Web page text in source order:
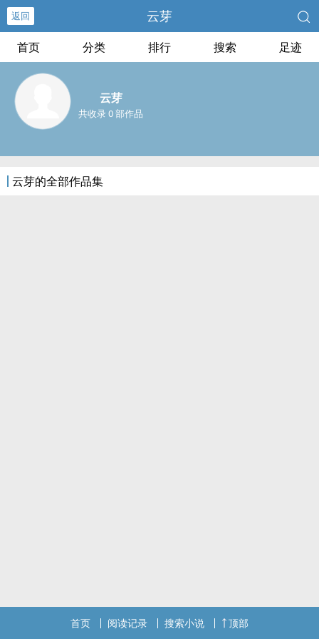
返回 云芽
首页 分类 排行 搜索 足迹
云芽
共收录 0 部作品
云芽的全部作品集
首页 阅读记录 搜索小说 顶部